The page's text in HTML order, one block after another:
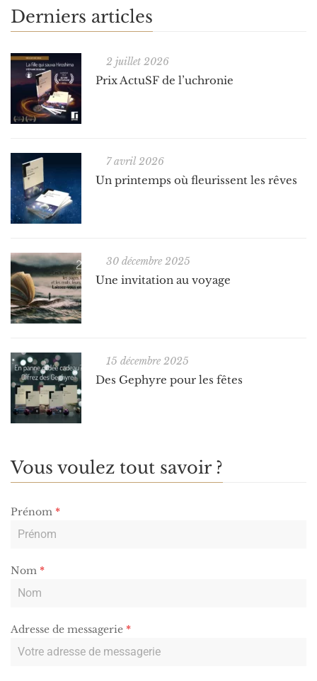
Derniers articles
2 juillet 2026
Prix ActuSF de l’uchronie
7 avril 2026
Un printemps où fleurissent les rêves
30 décembre 2025
Une invitation au voyage
15 décembre 2025
Des Gephyre pour les fêtes
Vous voulez tout savoir ?
Prénom *
Nom *
Adresse de messagerie *